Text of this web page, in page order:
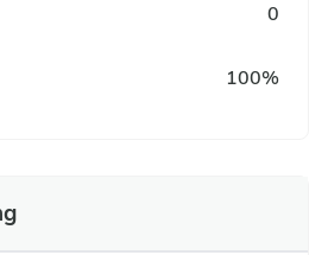
0
100%